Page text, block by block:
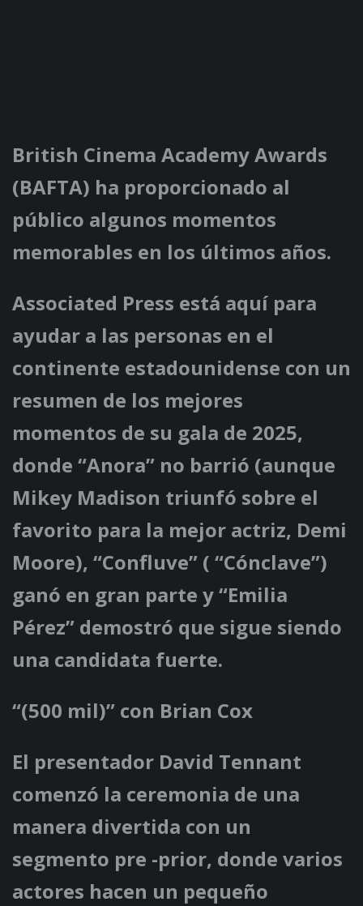
British Cinema Academy Awards
(BAFTA) ha proporcionado al
público algunos momentos
memorables en los últimos años.
Associated Press está aquí para
ayudar a las personas en el
continente estadounidense con un
resumen de los mejores
momentos de su gala de 2025,
donde “Anora” no barrió (aunque
Mikey Madison triunfó sobre el
favorito para la mejor actriz, Demi
Moore), “Confluve” ( “Cónclave”)
ganó en gran parte y “Emilia
Pérez” demostró que sigue siendo
una candidata fuerte.
“(500 mil)” con Brian Cox
El presentador David Tennant
comenzó la ceremonia de una
manera divertida con un
segmento pre -prior, donde varios
actores hacen un pequeño